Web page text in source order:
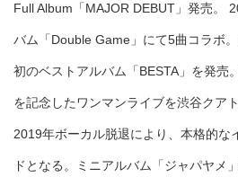
Full Album「MAJOR DEBUT」発売。
バム「Double Game」にて5曲コラボ
初のベストアルバム「BESTA」を発売
を記念したワンマンライブを渋谷クア
2019年ボーカル脱退により、本格的な
ドとなる。ミニアルバム「ジャパヤメ